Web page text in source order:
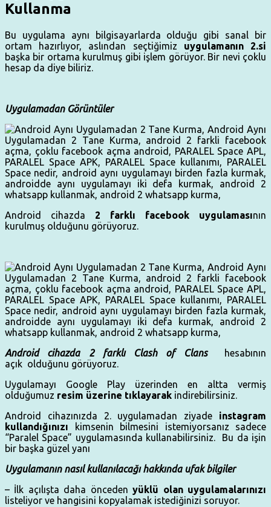
Kullanma
Bu uygulama aynı bilgisayarlarda olduğu gibi sanal bir
ortam hazırlıyor, aslından seçtiğimiz uygulamanın 2.si
başka bir ortama kurulmuş gibi işlem görüyor. Bir nevi çoklu
hesap da diye biliriz.
Uygulamadan Görüntüler
Android cihazda 2 farklı facebook uygulamasının
kurulmuş olduğunu görüyoruz.
Android cihazda 2 farklı Clash of Clans
hesabının
açık olduğunu görüyoruz.
Uygulamayı Google Play üzerinden en altta vermiş
olduğumuz resim üzerine tıklayarak indirebilirsiniz.
Android cihazınızda 2. uygulamadan ziyade instagram
kullandığınızı kimsenin bilmesini istemiyorsanız sadece
“Paralel Space” uygulamasında kullanabilirsiniz. Bu da işin
bir başka güzel yanı
Uygulamanın nasıl kullanılacağı hakkında ufak bilgiler
– İlk açılışta daha önceden yüklü olan uygulamalarınızı
listeliyor ve hangisini kopyalamak istediğinizi soruyor.